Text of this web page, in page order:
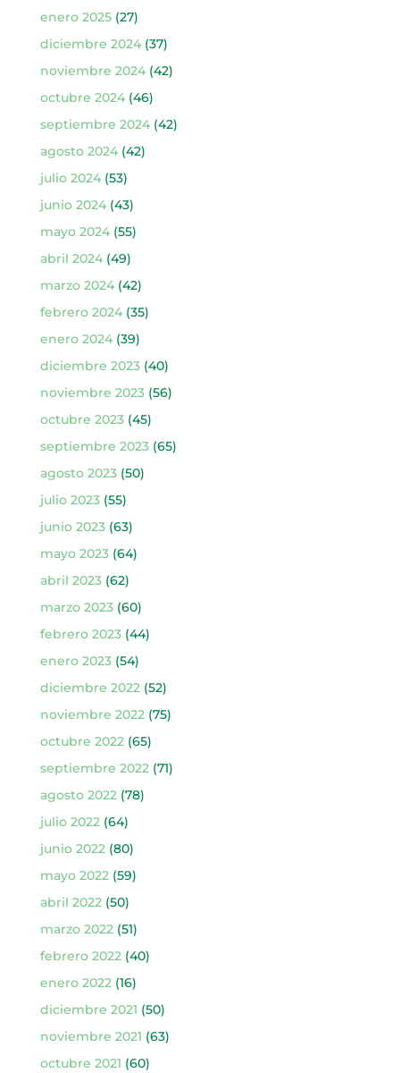
enero 2025(27)
diciembre 2024(37)
noviembre 2024(42)
octubre 2024(46)
septiembre 2024(42)
agosto 2024(42)
julio 2024(53)
junio 2024(43)
mayo 2024(55)
abril 2024(49)
marzo 2024(42)
febrero 2024(35)
enero 2024(39)
diciembre 2023(40)
noviembre 2023(56)
octubre 2023(45)
septiembre 2023(65)
agosto 2023(50)
julio 2023(55)
junio 2023(63)
mayo 2023(64)
abril 2023(62)
marzo 2023(60)
febrero 2023(44)
enero 2023(54)
diciembre 2022(52)
noviembre 2022(75)
octubre 2022(65)
septiembre 2022(71)
agosto 2022(78)
julio 2022(64)
junio 2022(80)
mayo 2022(59)
abril 2022(50)
marzo 2022(51)
febrero 2022(40)
enero 2022(16)
diciembre 2021 (50)
noviembre 2021 (63)
octubre 2021 (60)